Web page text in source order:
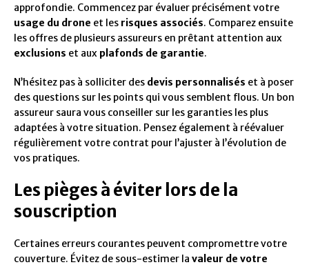
approfondie. Commencez par évaluer précisément votre
usage du drone et les risques associés. Comparez ensuite
les offres de plusieurs assureurs en prêtant attention aux
exclusions et aux plafonds de garantie.
N’hésitez pas à solliciter des devis personnalisés et à poser
des questions sur les points qui vous semblent flous. Un bon
assureur saura vous conseiller sur les garanties les plus
adaptées à votre situation. Pensez également à réévaluer
régulièrement votre contrat pour l’ajuster à l’évolution de
vos pratiques.
Les pièges à éviter lors de la
souscription
Certaines erreurs courantes peuvent compromettre votre
couverture. Évitez de sous-estimer la valeur de votre